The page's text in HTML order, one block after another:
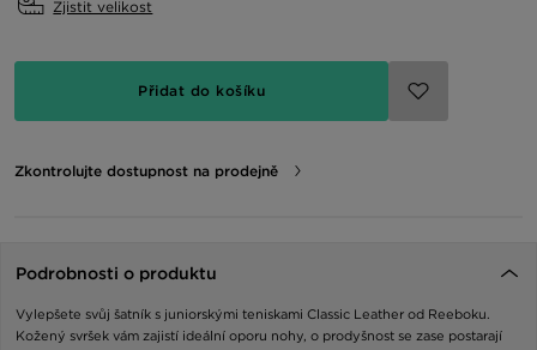
Zjistit velikost
Přidat do košíku
Zkontrolujte dostupnost na prodejně
Podrobnosti o produktu
Vylepšete svůj šatník s juniorskými teniskami Classic Leather od Reeboku.
Kožený svršek vám zajistí ideální oporu nohy, o prodyšnost se zase postarají